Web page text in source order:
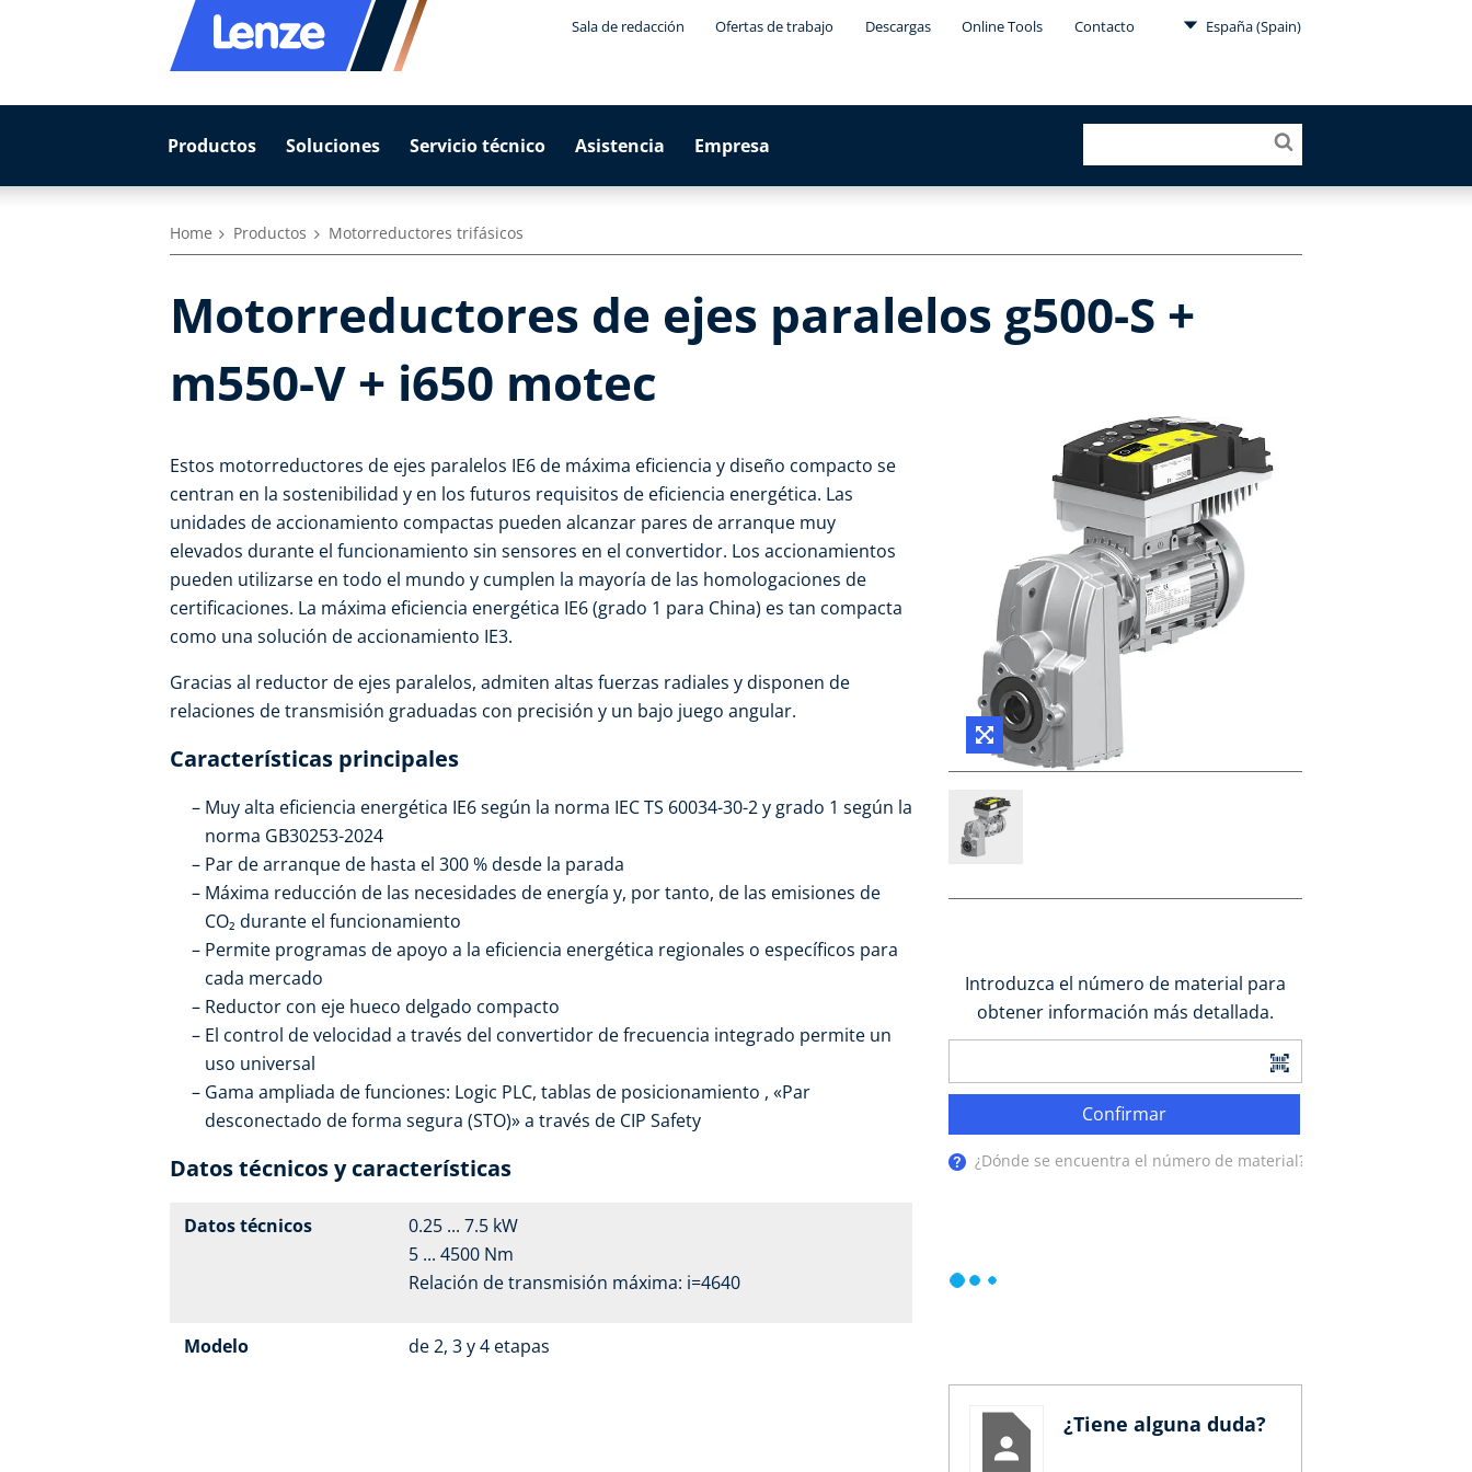
Sala de redacción Ofertas de trabajo Descargas Online Tools Contacto España (Spain)
Productos Soluciones Servicio técnico Asistencia Empresa
Home Productos Motorreductores trifásicos
Motorreductores de ejes paralelos g500-S +
m550-V + i650 motec
Estos motorreductores de ejes paralelos IE6 de máxima eficiencia y diseño compacto se
centran en la sostenibilidad y en los futuros requisitos de eficiencia energética. Las
unidades de accionamiento compactas pueden alcanzar pares de arranque muy
elevados durante el funcionamiento sin sensores en el convertidor. Los accionamientos
pueden utilizarse en todo el mundo y cumplen la mayoría de las homologaciones de
certificaciones. La máxima eficiencia energética IE6 (grado 1 para China) es tan compacta
como una solución de accionamiento IE3.
Gracias al reductor de ejes paralelos, admiten altas fuerzas radiales y disponen de
relaciones de transmisión graduadas con precisión y un bajo juego angular.
Características principales
Muy alta eficiencia energética IE6 según la norma IEC TS 60034-30-2 y grado 1 según la
norma GB30253-2024
Par de arranque de hasta el 300 % desde la parada
Máxima reducción de las necesidades de energía y, por tanto, de las emisiones de
CO₂ durante el funcionamiento
Permite programas de apoyo a la eficiencia energética regionales o específicos para
cada mercado
Reductor con eje hueco delgado compacto
El control de velocidad a través del convertidor de frecuencia integrado permite un
uso universal
Gama ampliada de funciones: Logic PLC, tablas de posicionamiento , «Par
desconectado de forma segura (STO)» a través de CIP Safety
Datos técnicos y características
Datos técnicos
0.25 ... 7.5 kW
5 ... 4500 Nm
Relación de transmisión máxima: i=4640
Modelo de 2, 3 y 4 etapas
Introduzca el número de material para
obtener información más detallada.
Confirmar
¿Dónde se encuentra el número de material?
¿Tiene alguna duda?